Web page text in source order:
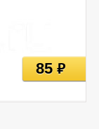
85руб